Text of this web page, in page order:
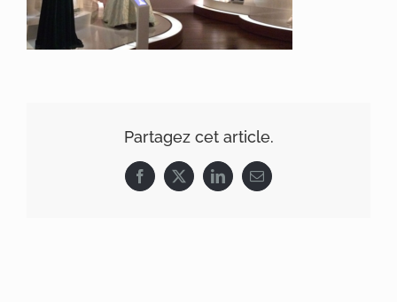
Partagez cet article.
Facebook
X LinkedInEmail